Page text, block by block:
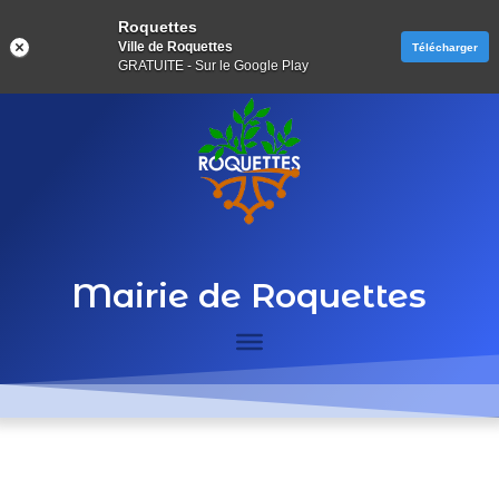
Mairie de Roquettes
Roquettes
Ville de Roquettes
GRATUITE - Sur le Google Play
Télécharger